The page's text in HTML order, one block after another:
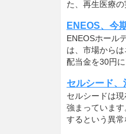
た、再生医療
ENEOS、今
ENEOSホール
は、市場から
配当金を30円
セルシード
セルシードは
強まっていま
するという異